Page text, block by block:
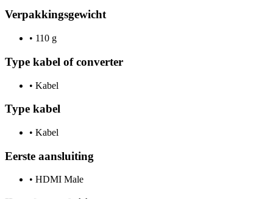
Verpakkingsgewicht
• 110 g
Type kabel of converter
• Kabel
Type kabel
• Kabel
Eerste aansluiting
• HDMI Male